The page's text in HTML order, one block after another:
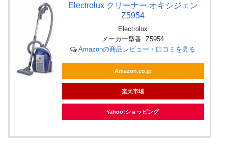
Electrolux クリーナー オキシジェン
Z5954
Electrolux
メーカー型番: Z5954
Amazonの商品レビュー・口コミを見る
Amazon.co.jp
楽天市場
Yahoo!ショッピング